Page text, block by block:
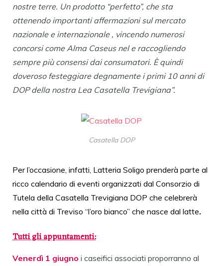
nostre terre. Un prodotto “perfetto”, che sta
ottenendo importanti affermazioni sul mercato
nazionale e internazionale , vincendo numerosi
concorsi come Alma Caseus nel e raccogliendo
sempre più consensi dai consumatori. È quindi
doveroso festeggiare degnamente i primi 10 anni di
DOP della nostra Lea Casatella Trevigiana”.
Casatella DOP
Per l’occasione, infatti, Latteria Soligo prenderà parte al
ricco calendario di eventi organizzati dal Consorzio di
Tutela della Casatella Trevigiana DOP che celebrerà
nella città di Treviso “l’oro bianco” che nasce dal latte.
Tutti gli appuntamenti:
Venerdì 1 giugno i caseifici associati proporranno al